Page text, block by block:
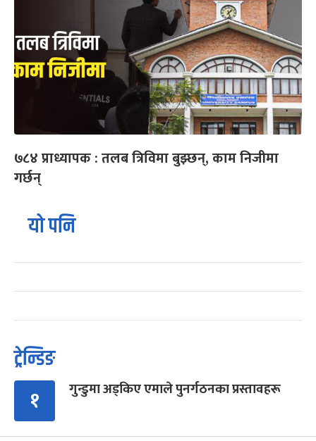
७८४ प्राध्यापक : तलब त्रिविमा बुझ्छन्, काम निजीमा
गर्छन्
यो पनि
ट्रेन्डिङ
१ गुन्डुमा अड्किए एमाले पुनर्गठनका प्रस्तावहरू